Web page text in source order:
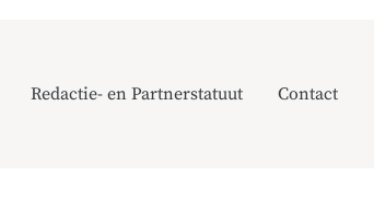
Redactie- en Partnerstatuut Contact